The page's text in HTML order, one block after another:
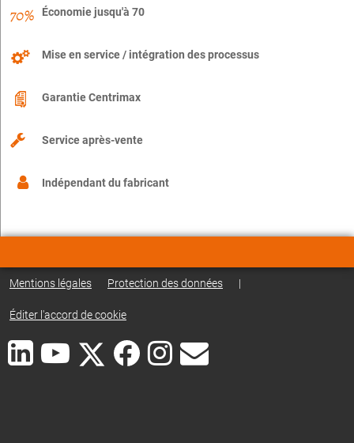
Économie jusqu'à 70
Mise en service / intégration des processus
Garantie Centrimax
Service après-vente
Indépendant du fabricant
Mentions légales Protection des données |
Éditer l'accord de cookie